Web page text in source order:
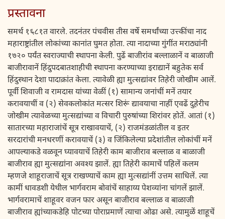
प्रस्तावना
समर्थ १६८१त वारले. तदनंतर पंचवीस तीस वर्षे समर्थांच्या उत्त्कींचा नाद
महाराष्ट्रांतील लोकांच्या कानांत घुमत होता. त्या नादाच्या गुंगींत मराठ्यांनी
१७२० पर्यंत स्वराज्याची स्थापना केली. पुढें बाजीरांव बल्लाळानें व बाळाजी
बाजीरावानें हिंदुपदबातशाहीची स्थापना करण्याच्या इराद्यानें बहुतेक सर्व
हिंदुस्थान देशा पादाक्रांत केला. त्यावेळी ह्या मुत्सद्यांवर तिहेरी जोखीम आलें.
पूर्वी शिवाजी व रामदास यांच्या वेळीं (१) सामान्य जनांचीं मनें तयार
करावयाचीं व (२) सेवकलोकांत मत्सर शिरूं द्यावयाचा नाहीं एवढें दुहेरीच
जोखीम त्यावेळच्या मुत्सद्यांच्या व विचारी पुरुषांच्या शिरांवर होतें. आतां (१)
सातारच्या महाराजांचें सूत्र राखावयाचें, (२) राजमंडळांतील व इतर
सरदारांची मनधरणीं करावयाचें (३) व जिंकिलेल्या प्रदेशांतील लोकांचीं मनें
आपल्याकडे वळवून घ्यावयाचें तिहेरी काम बाजीराव बल्लाळ व बाळाजी
बाजीराव ह्या मुत्सद्यांना अवश्य झालें. ह्या तिहेरी कामाचें पहिलें कलम
म्हणजे शाहूराजाचें सूत्र राखण्याचें काम ह्या मुत्सद्यांनीं उत्तम साधिलें. त्या
कामीं धावडशी येथील भार्गवराम बोवांचें साहाय्य पेशव्यांना चांगलें झालें.
भार्गवरामाचें शाहूवर वजन फार असून बाजीराव बल्लाळ व बाळाजी
बाजीराव ह्यांच्याकडेहि पोटच्या पोराप्रमाणें त्याचा ओढा असे. त्यामुळें शाहूचें